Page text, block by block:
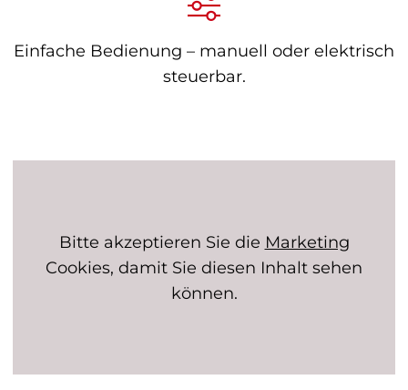
Einfache Bedienung – manuell oder elektrisch
steuerbar.
Bitte akzeptieren Sie die Marketing
Cookies, damit Sie diesen Inhalt sehen
können.